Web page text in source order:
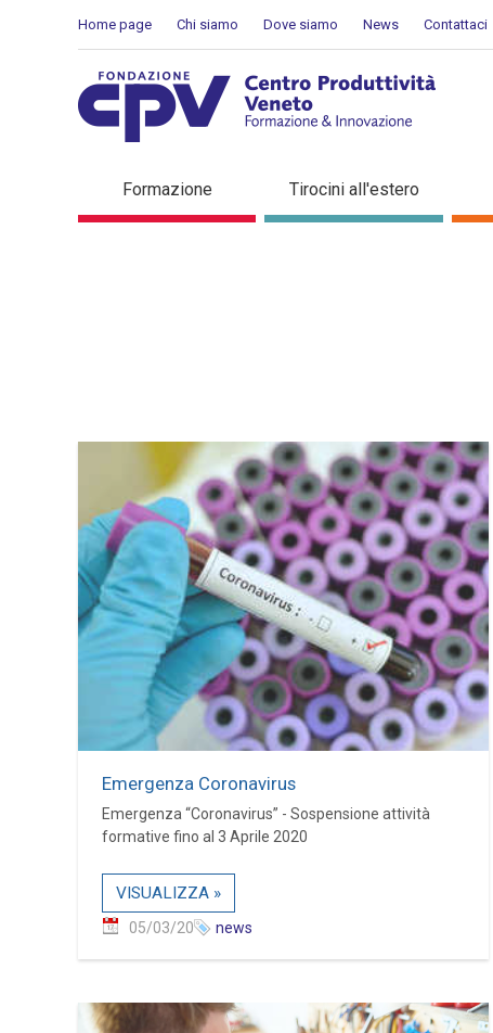
Home page Chi siamo Dove siamo News Contattaci
Dettaglio in evidenza
Formazione Tirocini all'estero
Emergenza Coronavirus
Emergenza “Coronavirus” - Sospensione attività
formative fino al 3 Aprile 2020
VISUALIZZA »
05/03/20 news